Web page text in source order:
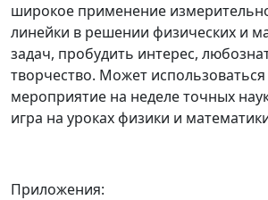
широкое применение
линейки в решении физических и
задач, пробудить интерес,
творчество. Может использоваться
мероприятие на неделе точных
игра на уроках физики и
Приложения: